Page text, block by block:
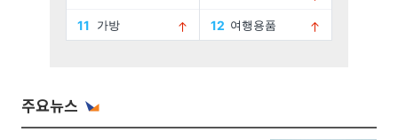
주요뉴스